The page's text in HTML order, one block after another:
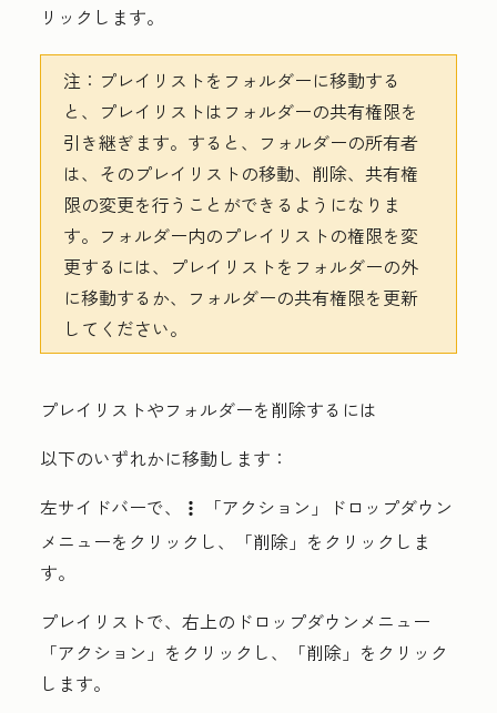
リックします。
注： プレイリストをフォルダーに移動する
と、プレイリストはフォルダーの共有権限を
引き継ぎます。すると、フォルダーの所有者
は、そのプレイリストの移動、削除、共有権
限の変更を行うことができるようになりま
す。フォルダー内のプレイリストの権限を変
更するには、プレイリストをフォルダーの外
に移動するか、フォルダーの共有権限を更新
してください。
プレイリストやフォルダーを削除するには
以下のいずれかに移動します：
左サイドバーで、
verticalMenu 「アクション」
ドロップダウン
メニューをクリックし、
「削除」 をクリックしま
す。
プレイリストで、右上のドロップダウンメニュー
「アクション」をクリックし、「削除」 をクリック
します。